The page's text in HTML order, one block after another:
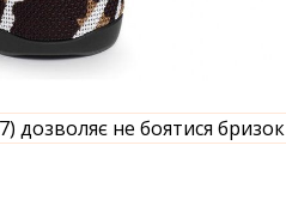
дозволяє не боятися бризок